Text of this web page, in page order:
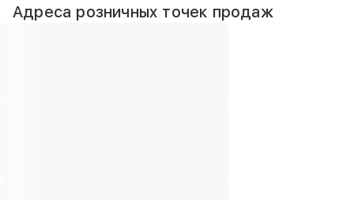
Адреса розничных точек продаж